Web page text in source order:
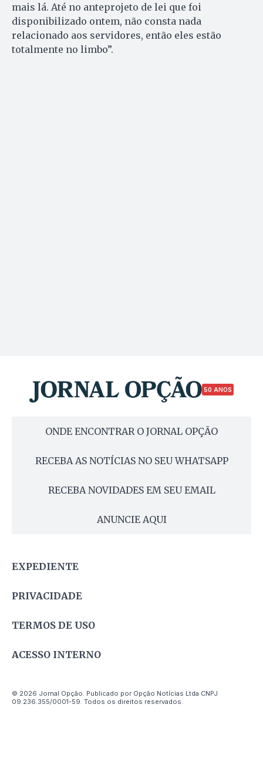
mais lá. Até no anteprojeto de lei que foi
disponibilizado ontem, não consta nada
relacionado aos servidores, então eles estão
totalmente no limbo”.
50 ANOS
ONDE ENCONTRAR O JORNAL OPÇÃO
RECEBA AS NOTÍCIAS NO SEU WHATSAPP
RECEBA NOVIDADES EM SEU EMAIL
ANUNCIE AQUI
EXPEDIENTE
PRIVACIDADE
TERMOS DE USO
ACESSO INTERNO
© 2026 Jornal Opção. Publicado por Opção Notícias Ltda CNPJ
09.236.355/0001-59. Todos os direitos reservados.